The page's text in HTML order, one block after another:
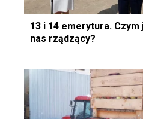
13 i 14 emerytura.
nas rządzący?